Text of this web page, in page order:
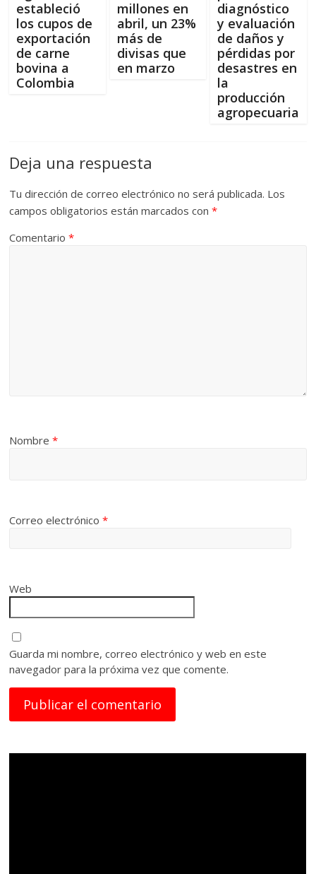
estableció
los cupos de
exportación
de carne
bovina a
Colombia
millones en
abril, un 23%
más de
divisas que
en marzo
diagnóstico
y evaluación
de daños y
pérdidas por
desastres en
la
producción
agropecuaria
Deja una respuesta
Tu dirección de correo electrónico no será publicada. Los
campos obligatorios están marcados con*
Comentario*
Nombre*
Correo electrónico*
Web
Guarda mi nombre, correo electrónico y web en este
navegador para la próxima vez que comente.